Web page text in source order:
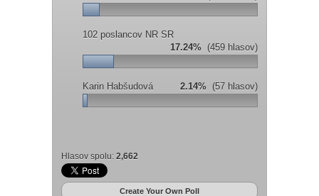
102 poslancov NR SR
17.24% (459 hlasov)
Karin Habšudová 2.14% (57 hlasov)
Hlasov spolu: 2,662
Create Your Own Poll